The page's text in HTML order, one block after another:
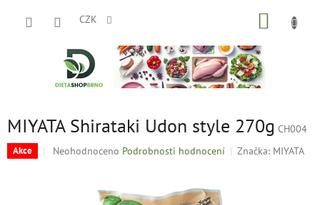
CZK
MIYATA Shirataki Udon style 270g CH004
Akce
Průměrné
Neohodnoceno Podrobnosti hodnocení Značka: MIYATA